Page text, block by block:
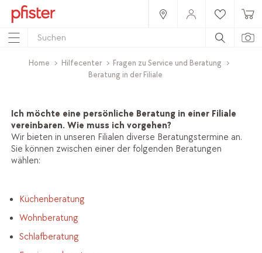
Home Hilfecenter
Fragen zu Service und Beratung
Beratung in der Filiale
Ich möchte eine persönliche Beratung in einer Filiale
vereinbaren. Wie muss ich vorgehen?
Wir bieten in unseren Filialen diverse Beratungstermine an.
Sie können zwischen einer der folgenden Beratungen
wählen:
Küchenberatung
Wohnberatung
Schlafberatung